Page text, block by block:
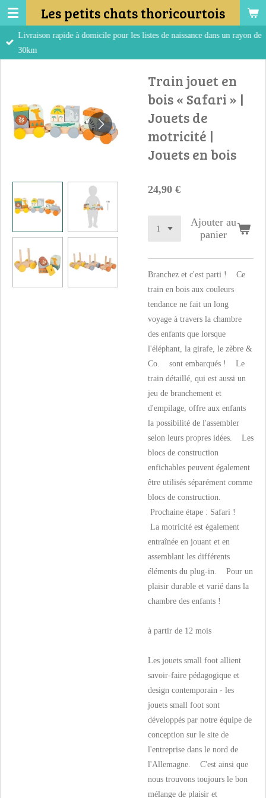
Passer
au
contenu
Les petits chats thoricourtois
Livraison rapide à domicile pour les listes de naissance dans un rayon de
30km
Train jouet en
bois « Safari » |
Jouets de
motricité |
Jouets en bois
24,90 €
Ajouter au
panier
Branchez et c'est parti ! Ce
train en bois aux couleurs
tendance ne fait un long
voyage à travers la chambre
des enfants que lorsque
l'éléphant, la girafe, le zèbre &
Co. sont embarqués ! Le
train détaillé, qui est aussi un
jeu de branchement et
d'empilage, offre aux enfants
la possibilité de l'assembler
selon leurs propres idées. Les
blocs de construction
enfichables peuvent également
être utilisés séparément comme
blocs de construction.
Prochaine étape : Safari !
La motricité est également
entraînée en jouant et en
assemblant les différents
éléments du plug-in. Pour un
plaisir durable et varié dans la
chambre des enfants !
à partir de 12 mois
Les jouets small foot allient
savoir-faire pédagogique et
design contemporain - les
jouets small foot sont
développés par notre équipe de
conception sur le site de
l'entreprise dans le nord de
l'Allemagne. C'est ainsi que
nous trouvons toujours le bon
mélange de plaisir et